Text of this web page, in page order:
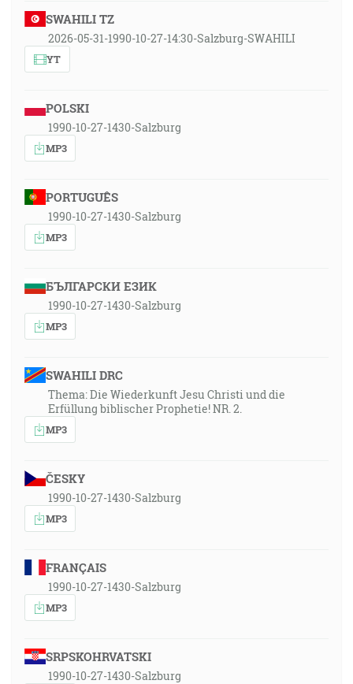
SWAHILI TZ
2026-05-31-1990-10-27-14:30-Salzburg-SWAHILI
YT
POLSKI
1990-10-27-1430-Salzburg
MP3
PORTUGUÊS
1990-10-27-1430-Salzburg
MP3
БЪЛГАРСКИ ЕЗИК
1990-10-27-1430-Salzburg
MP3
SWAHILI DRC
Thema: Die Wiederkunft Jesu Christi und die
Erfüllung biblischer Prophetie! NR. 2.
MP3
ČESKY
1990-10-27-1430-Salzburg
MP3
FRANÇAIS
1990-10-27-1430-Salzburg
MP3
SRPSKOHRVATSKI
1990-10-27-1430-Salzburg